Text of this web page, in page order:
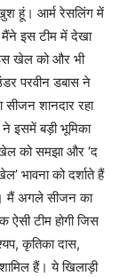
हूं। आर्म रेसलिंग में
इस टीम में देखा
खेल को और भी
परवीन डबास ने
सीजन शानदार रहा
इसमें बड़ी भूमिका
खेल को समझा और ‘द
भावना को दर्शाते हैं
मैं अगले सीजन का
टीम होगी जिस
कृतिका दास,
हैं। ये खिलाड़ी